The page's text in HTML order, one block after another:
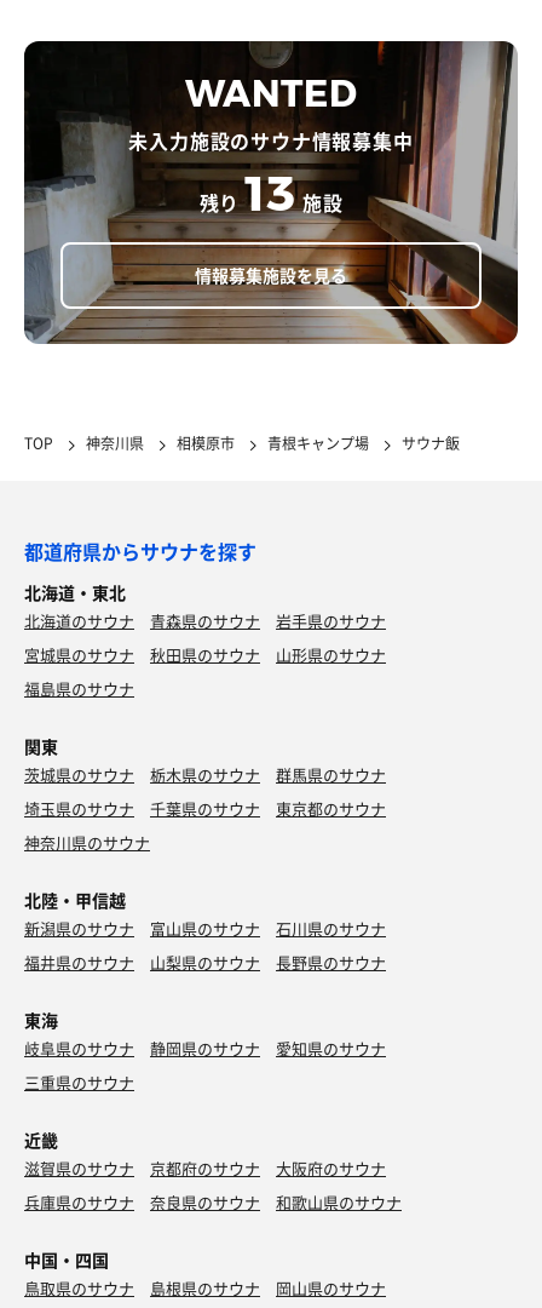
WANTED
未入力施設のサウナ情報募集中
残り 13 施設
情報募集施設を見る
TOP 神奈川県 相模原市 青根キャンプ場 サウナ飯
都道府県からサウナを探す
北海道・東北
北海道のサウナ 青森県のサウナ
岩手県のサウナ
宮城県のサウナ
秋田県のサウナ
山形県のサウナ
福島県のサウナ
関東
茨城県のサウナ 栃木県のサウナ
群馬県のサウナ
埼玉県のサウナ
千葉県のサウナ
東京都のサウナ
神奈川県のサウナ
北陸・甲信越
新潟県のサウナ 富山県のサウナ
石川県のサウナ
福井県のサウナ
山梨県のサウナ 長野県のサウナ
東海
岐阜県のサウナ 静岡県のサウナ
愛知県のサウナ
三重県のサウナ
近畿
滋賀県のサウナ 京都府のサウナ
大阪府のサウナ
兵庫県のサウナ
奈良県のサウナ 和歌山県のサウナ
中国・四国
鳥取県のサウナ 島根県のサウナ
岡山県のサウナ